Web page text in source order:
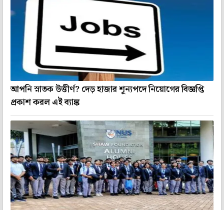
আপনি স্নাতক উত্তীর্ণ? দেড় হাজার শূন্যপদে নিয়োগের বিজ্ঞপ্তি
প্রকাশ করল এই ব্যাঙ্ক